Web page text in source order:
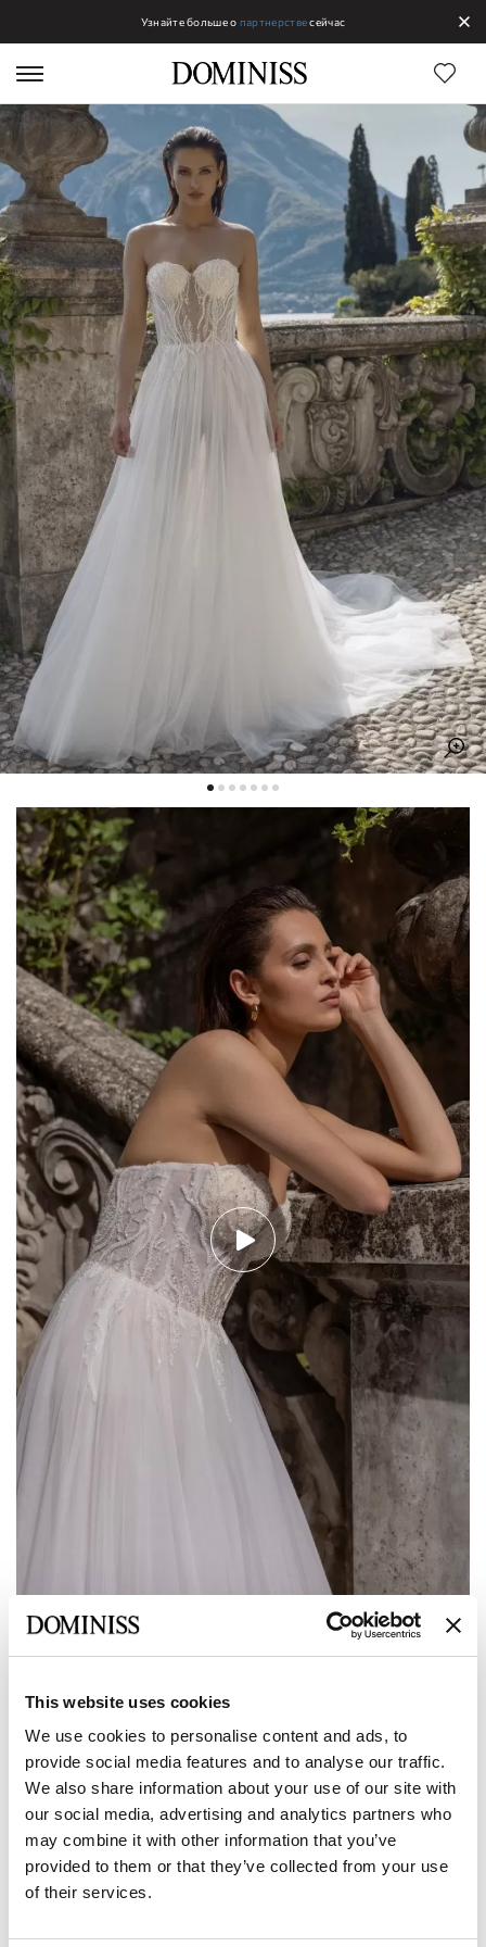
This website uses cookies
We use cookies to personalise content and ads, to
provide social media features and to analyse our traffic.
We also share information about your use of our site with
our social media, advertising and analytics partners who
may combine it with other information that you’ve
provided to them or that they’ve collected from your use
of their services.
Узнайте больше о партнерствесейчас
Линии DOMINISS
DOMINISS
Пышное Свадебное платье HAITY из
тюли с расшивкой в A-силуэте
Размер: Таблица размеров
Производителя: